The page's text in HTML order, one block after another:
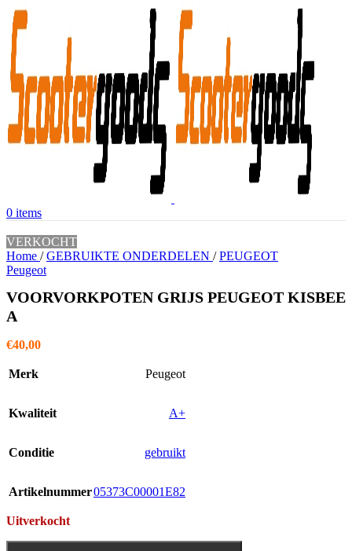
0 items
VERKOCHT
Home / GEBRUIKTE ONDERDELEN / PEUGEOT
Peugeot
VOORVORKPOTEN GRIJS PEUGEOT KISBEE
A
€40,00
Merk Peugeot
Kwaliteit A+
Conditie gebruikt
Artikelnummer05373C00001E82
Uitverkocht